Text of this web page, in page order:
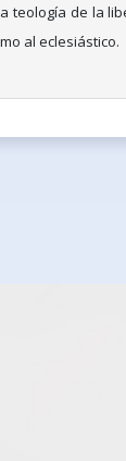
teología de la
al eclesiástico.